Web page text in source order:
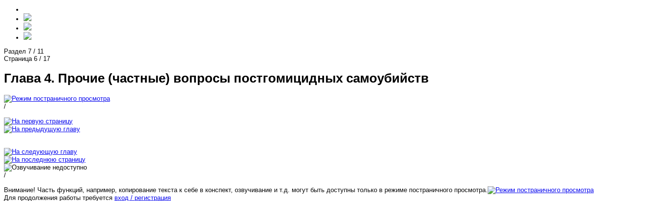
Раздел 7 / 11
Страница 6 / 17
Глава 4. Прочие (частные) вопросы постгомицидных самоубийств
/
/
Внимание! Часть функций, например, копирование текста к себе в конспект, озвучивание и т.д. могут быть доступны только в режиме постраничного просмотра.
Для продолжения работы требуется вход / регистрация